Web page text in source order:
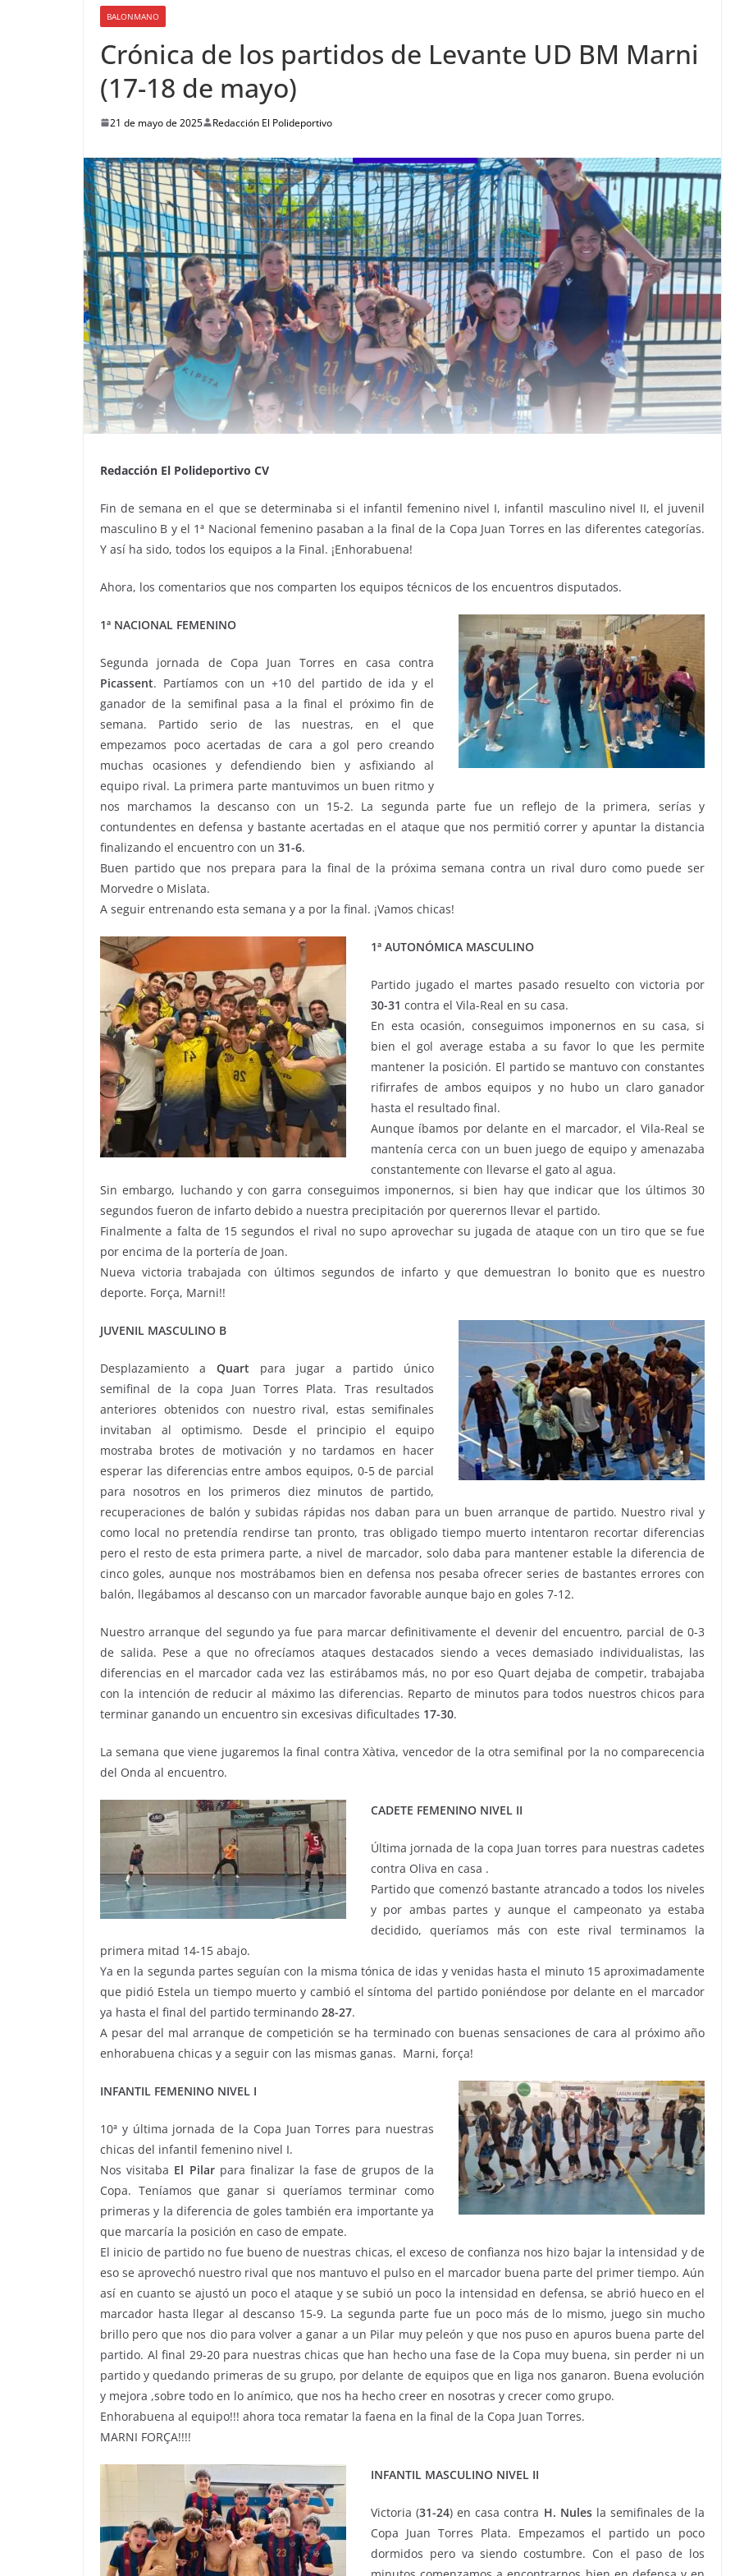
BALONMANO
Crónica de los partidos de Levante UD BM Marni
(17-18 de mayo)
21 de mayo de 2025 Redacción El Polideportivo
Redacción El Polideportivo CV
Fin de semana en el que se determinaba si el infantil femenino nivel I, infantil masculino nivel II, el juvenil
masculino B y el 1ª Nacional femenino pasaban a la final de la Copa Juan Torres en las diferentes categorías.
Y así ha sido, todos los equipos a la Final. ¡Enhorabuena!
Ahora, los comentarios que nos comparten los equipos técnicos de los encuentros disputados.
1ª NACIONAL FEMENINO
Segunda jornada de Copa Juan Torres en casa contra
Picassent. Partíamos con un +10 del partido de ida y el
ganador de la semifinal pasa a la final el próximo fin de
semana. Partido serio de las nuestras, en el que
empezamos poco acertadas de cara a gol pero creando
muchas ocasiones y defendiendo bien y asfixiando al
equipo rival. La primera parte mantuvimos un buen ritmo y
nos marchamos la descanso con un 15-2. La segunda parte fue un reflejo de la primera, serías y
contundentes en defensa y bastante acertadas en el ataque que nos permitió correr y apuntar la distancia
finalizando el encuentro con un 31-6.
Buen partido que nos prepara para la final de la próxima semana contra un rival duro como puede ser
Morvedre o Mislata.
A seguir entrenando esta semana y a por la final. ¡Vamos chicas!
1ª AUTONÓMICA MASCULINO
Partido jugado el martes pasado resuelto con victoria por
30-31 contra el Vila-Real en su casa.
En esta ocasión, conseguimos imponernos en su casa, si
bien el gol average estaba a su favor lo que les permite
mantener la posición. El partido se mantuvo con constantes
rifirrafes de ambos equipos y no hubo un claro ganador
hasta el resultado final.
Aunque íbamos por delante en el marcador, el Vila-Real se
mantenía cerca con un buen juego de equipo y amenazaba
constantemente con llevarse el gato al agua.
Sin embargo, luchando y con garra conseguimos imponernos, si bien hay que indicar que los últimos 30
segundos fueron de infarto debido a nuestra precipitación por querernos llevar el partido.
Finalmente a falta de 15 segundos el rival no supo aprovechar su jugada de ataque con un tiro que se fue
por encima de la portería de Joan.
Nueva victoria trabajada con últimos segundos de infarto y que demuestran lo bonito que es nuestro
deporte. Força, Marni!!
JUVENIL MASCULINO B
Desplazamiento a Quart para jugar a partido único
semifinal de la copa Juan Torres Plata. Tras resultados
anteriores obtenidos con nuestro rival, estas semifinales
invitaban al optimismo. Desde el principio el equipo
mostraba brotes de motivación y no tardamos en hacer
esperar las diferencias entre ambos equipos, 0-5 de parcial
para nosotros en los primeros diez minutos de partido,
recuperaciones de balón y subidas rápidas nos daban para un buen arranque de partido. Nuestro rival y
como local no pretendía rendirse tan pronto, tras obligado tiempo muerto intentaron recortar diferencias
pero el resto de esta primera parte, a nivel de marcador, solo daba para mantener estable la diferencia de
cinco goles, aunque nos mostrábamos bien en defensa nos pesaba ofrecer series de bastantes errores con
balón, llegábamos al descanso con un marcador favorable aunque bajo en goles 7-12.
Nuestro arranque del segundo ya fue para marcar definitivamente el devenir del encuentro, parcial de 0-3
de salida. Pese a que no ofrecíamos ataques destacados siendo a veces demasiado individualistas, las
diferencias en el marcador cada vez las estirábamos más, no por eso Quart dejaba de competir, trabajaba
con la intención de reducir al máximo las diferencias. Reparto de minutos para todos nuestros chicos para
terminar ganando un encuentro sin excesivas dificultades 17-30.
La semana que viene jugaremos la final contra Xàtiva, vencedor de la otra semifinal por la no comparecencia
del Onda al encuentro.
CADETE FEMENINO NIVEL II
Última jornada de la copa Juan torres para nuestras cadetes
contra Oliva en casa .
Partido que comenzó bastante atrancado a todos los niveles
y por ambas partes y aunque el campeonato ya estaba
decidido, queríamos más con este rival terminamos la
primera mitad 14-15 abajo.
Ya en la segunda partes seguían con la misma tónica de idas y venidas hasta el minuto 15 aproximadamente
que pidió Estela un tiempo muerto y cambió el síntoma del partido poniéndose por delante en el marcador
ya hasta el final del partido terminando 28-27.
A pesar del mal arranque de competición se ha terminado con buenas sensaciones de cara al próximo año
enhorabuena chicas y a seguir con las mismas ganas. Marni, força!
INFANTIL FEMENINO NIVEL I
10ª y última jornada de la Copa Juan Torres para nuestras
chicas del infantil femenino nivel I.
Nos visitaba El Pilarpara finalizar la fase de grupos de la
Copa. Teníamos que ganar si queríamos terminar como
primeras y la diferencia de goles también era importante ya
que marcaría la posición en caso de empate.
El inicio de partido no fue bueno de nuestras chicas, el exceso de confianza nos hizo bajar la intensidad y de
eso se aprovechó nuestro rival que nos mantuvo el pulso en el marcador buena parte del primer tiempo. Aún
así en cuanto se ajustó un poco el ataque y se subió un poco la intensidad en defensa, se abrió hueco en el
marcador hasta llegar al descanso 15-9. La segunda parte fue un poco más de lo mismo, juego sin mucho
brillo pero que nos dio para volver a ganar a un Pilar muy peleón y que nos puso en apuros buena parte del
partido. Al final 29-20 para nuestras chicas que han hecho una fase de la Copa muy buena, sin perder ni un
partido y quedando primeras de su grupo, por delante de equipos que en liga nos ganaron. Buena evolución
y mejora ,sobre todo en lo anímico, que nos ha hecho creer en nosotras y crecer como grupo.
Enhorabuena al equipo!!! ahora toca rematar la faena en la final de la Copa Juan Torres.
MARNI FORÇA!!!!
INFANTIL MASCULINO NIVEL II
Victoria (31-24) en casa contra H. Nulesla semifinales de la
Copa Juan Torres Plata. Empezamos el partido un poco
dormidos pero va siendo costumbre. Con el paso de los